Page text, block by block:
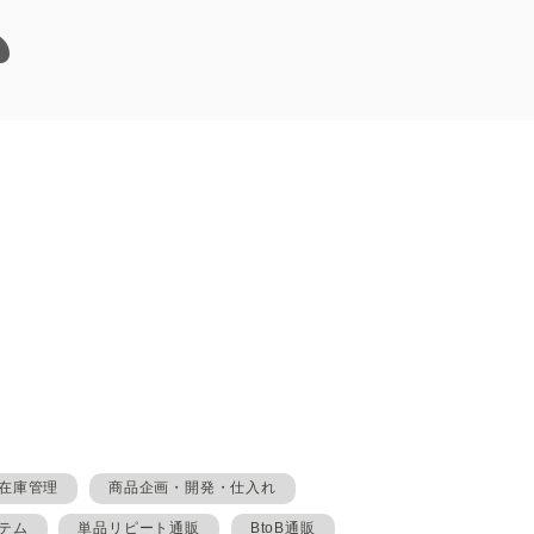
庫管理 商品企画・開発・仕入れ
ム 単品リピート通販 BtoB通販